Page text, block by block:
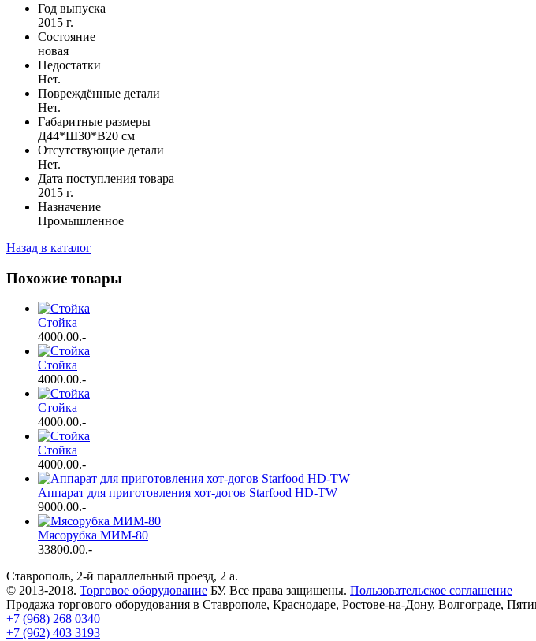
Год выпуска
2015 г.
Состояние
новая
Недостатки
Нет.
Повреждённые детали
Нет.
Габаритные размеры
Д44*Ш30*В20 см
Отсутствующие детали
Нет.
Дата поступления товара
2015 г.
Назначение
Промышленное
Назад в каталог
Похожие товары
Стойка
4000.00.-
Стойка
4000.00.-
Стойка
4000.00.-
Стойка
4000.00.-
Аппарат для приготовления хот-догов Starfood HD-TW
9000.00.-
Мясорубка МИМ-80
33800.00.-
Ставрополь, 2-й параллельный проезд, 2 a.
© 2013-2018. Торговое оборудование БУ. Все права защищены. Пользовательское соглашение
Продажа торгового оборудования в Ставрополе, Краснодаре, Ростове-на-Дону, Волгограде,
+7 (968) 268 0340
+7 (962) 403 3193